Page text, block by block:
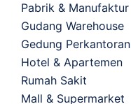
Pabrik & Manufaktur
Gudang Warehouse
Gedung Perkantoran
Hotel & Apartemen
Rumah Sakit
Mall & Supermarket